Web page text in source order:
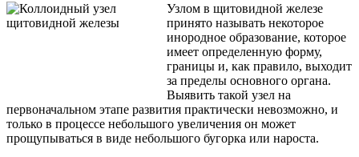
Узлом в щитовидной железе
принято называть некоторое
инородное образование, которое
имеет определенную форму,
границы и, как правило, выходит
за пределы основного органа.
Выявить такой узел на
первоначальном этапе развития практически невозможно, и
только в процессе небольшого увеличения он может
прощупываться в виде небольшого бугорка или нароста.